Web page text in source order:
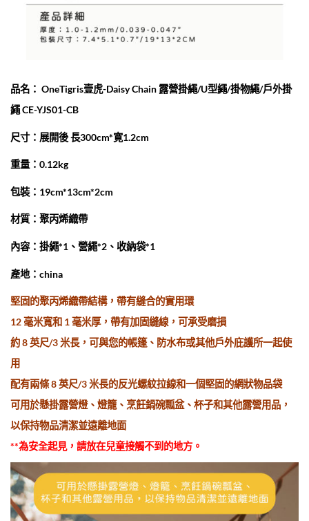
品名： OneTigris壹虎-Daisy Chain 露營掛繩/U型繩/掛物繩/戶外掛
繩 CE-YJS01-CB
尺寸：展開後 長300cm*寛1.2cm
重量：0.12kg
包裝：19cm*13cm*2cm
材質：聚丙烯織帶
內容：掛繩*1、營繩*2、收納袋*1
產地：china
堅固的聚丙烯織帶結構，帶有縫合的實用環
12 毫米寬和 1 毫米厚，​​帶有加固縫線，可承受磨損
約 8 英尺/3 米長，可與您的帳篷、防水布或其他戶外庇護所一起使
用
配有兩條 8 英尺/3 米長的反光螺紋拉線和一個堅固的網狀物品袋
可用於懸掛露營燈、燈籠、烹飪鍋碗瓢盆、杯子和其他露營用品，
以保持物品清潔並遠離地面
**為安全起見，請放在兒童接觸不到的地方。